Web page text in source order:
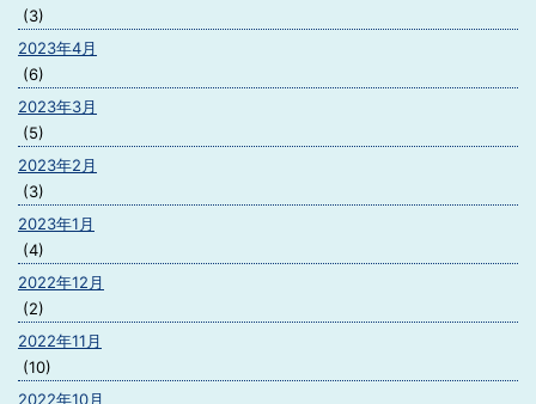
(3)
2023年4月
(6)
2023年3月
(5)
2023年2月
(3)
2023年1月
(4)
2022年12月
(2)
2022年11月
(10)
2022年10月